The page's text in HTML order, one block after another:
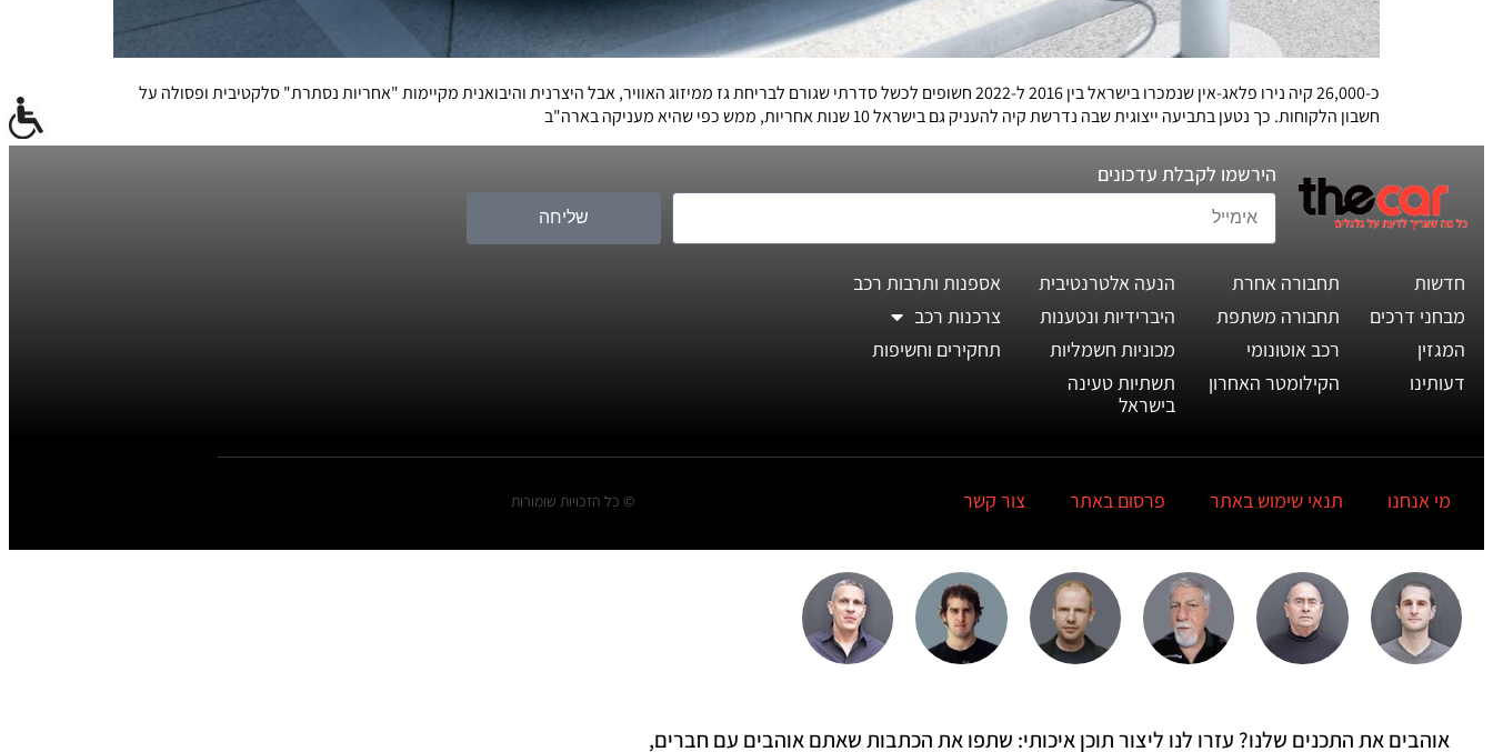
כ-26,000 קיה נירו פלאג-אין שנמכרו בישראל בין 2016 ל-2022 חשופים לכשל סדרתי שגורם לבריחת גז ממיזוג האוויר, אבל היצרנית והיבואנית מקיימות "אחריות נסתרת" סלקטיבית ופסולה על
חשבון הלקוחות. כך נטען בתביעה ייצוגית שבה נדרשת קיה להעניק גם בישראל 10 שנות אחריות, ממש כפי שהיא מעניקה בארה"ב
הירשמו לקבלת עדכונים
שליחה
חדשות
מבחני דרכים
המגזין
דעותינו
תחבורה אחרת
תחבורה משתפת
רכב אוטונומי
הקילומטר האחרון
הנעה אלטרנטיבית
היברידיות ונטענות
מכוניות חשמליות
תשתיות טעינה
בישראל
אספנות ותרבות רכב
צרכנות רכב
תחקירים וחשיפות
מי אנחנו תנאי שימוש באתר פרסום באתר צור קשר © כל הזכויות שומורות
אוהבים את התכנים שלנו? עזרו לנו ליצור תוכן איכותי: שתפו את הכתבות שאתם אוהבים עם חברים,